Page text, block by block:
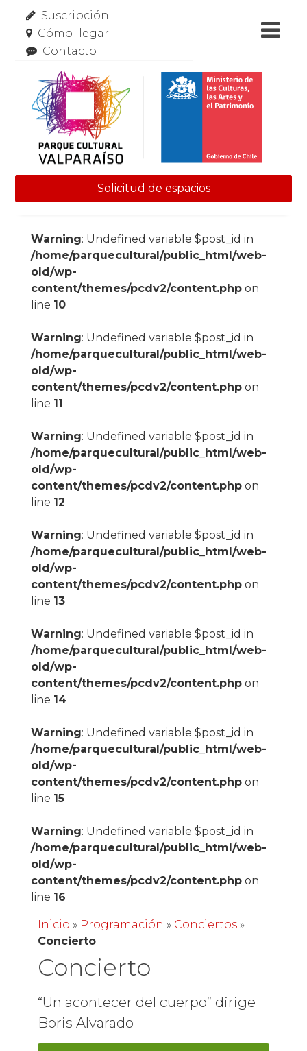
Suscripción
Cómo llegar
Contacto
Solicitud de espacios
Warning: Undefined variable $post_id in
/home/parquecultural/public_html/web-
old/wp-
content/themes/pcdv2/content.phpon
line 10
Warning: Undefined variable $post_id in
/home/parquecultural/public_html/web-
old/wp-
content/themes/pcdv2/content.phpon
line 11
Warning: Undefined variable $post_id in
/home/parquecultural/public_html/web-
old/wp-
content/themes/pcdv2/content.phpon
line 12
Warning: Undefined variable $post_id in
/home/parquecultural/public_html/web-
old/wp-
content/themes/pcdv2/content.phpon
line 13
Warning: Undefined variable $post_id in
/home/parquecultural/public_html/web-
old/wp-
content/themes/pcdv2/content.phpon
line 14
Warning: Undefined variable $post_id in
/home/parquecultural/public_html/web-
old/wp-
content/themes/pcdv2/content.phpon
line 15
Warning: Undefined variable $post_id in
/home/parquecultural/public_html/web-
old/wp-
content/themes/pcdv2/content.phpon
line 16
Inicio » Programación » Conciertos»
Concierto
Concierto
“Un acontecer del cuerpo” dirige
Boris Alvarado